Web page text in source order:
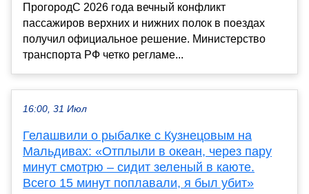
ПрогородС 2026 года вечный конфликт
пассажиров верхних и нижних полок в поездах
получил официальное решение. Министерство
транспорта РФ четко регламе...
16:00, 31 Июл
Гелашвили о рыбалке с Кузнецовым на
Мальдивах: «Отплыли в океан, через пару
минут смотрю – сидит зеленый в каюте.
Всего 15 минут поплавали, я был убит»